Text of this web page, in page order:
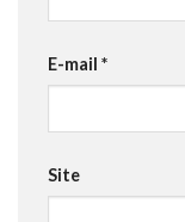
E-mail *
Site